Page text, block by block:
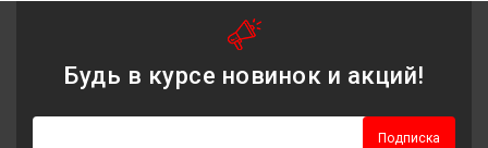
Будь в курсе новинок и акций!
Подписка